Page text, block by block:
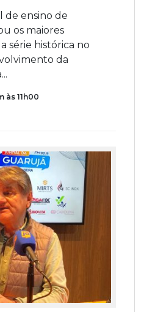
de ensino de
os maiores
série histórica no
da
às 11h00